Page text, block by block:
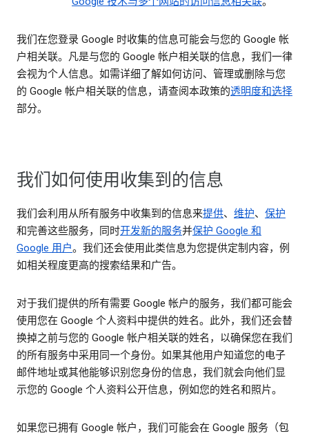
我们在您登录 Google 时收集的信息可能会与您的 Google 帐
户相关联。凡是与您的 Google 帐户相关联的信息，我们一律
会视为个人信息。如需详细了解如何访问、管理或删除与您
的 Google 帐户相关联的信息，请查阅本政策的透明度和选择
部分。
我们如何使用收集到的信息
我们会利用从所有服务中收集到的信息来提供、 维护、 保护
和完善这些服务，同时开发新的服务并保护 Google 和
Google 用户。我们还会使用此类信息为您提供定制内容，例
如相关程度更高的搜索结果和广告。
对于我们提供的所有需要 Google 帐户的服务，我们都可能会
使用您在 Google 个人资料中提供的姓名。此外，我们还会替
换掉之前与您的 Google 帐户相关联的姓名，以确保您在我们
的所有服务中采用同一个身份。如果其他用户知道您的电子
邮件地址或其他能够识别您身份的信息，我们就会向他们显
示您的 Google 个人资料公开信息，例如您的姓名和照片。
如果您已拥有 Google 帐户，我们可能会在 Google 服务（包